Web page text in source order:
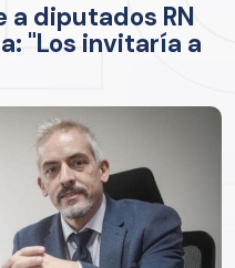
a diputados RN
"Los invitaría a